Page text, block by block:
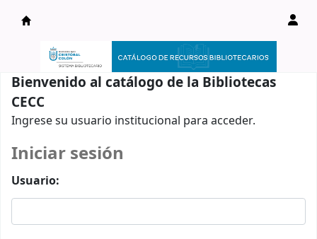
Catálogo en línea
Bienvenido al catálogo de la Bibliotecas
CECC
Ingrese su usuario institucional para acceder.
Iniciar sesión
Usuario: